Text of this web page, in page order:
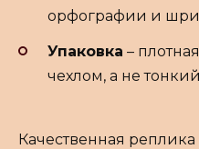
орфографии и
Упаковка –
чехлом, а не
Качественная